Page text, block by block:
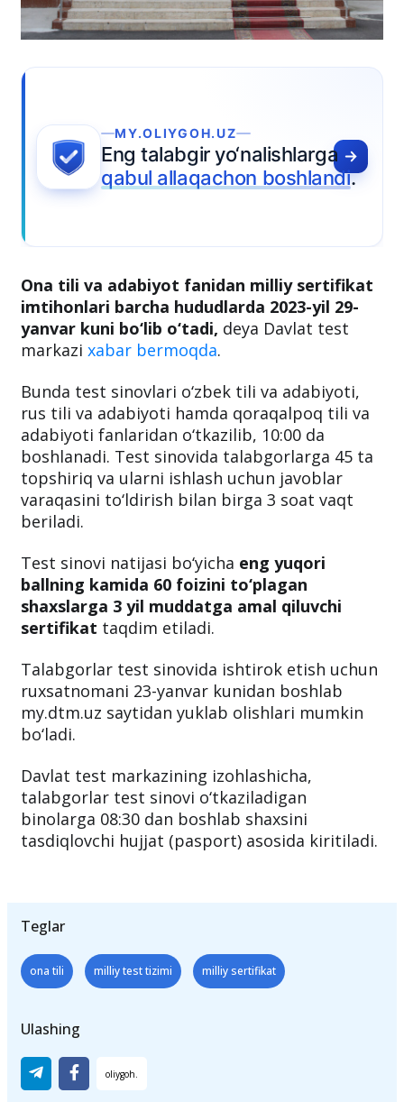
MY.OLIYGOH.UZ
Eng talabgir yo‘nalishlarga
qabul allaqachon boshlandi.
Ona tili va adabiyot fanidan milliy sertifikat
yanvar kuni bo‘lib o‘tadi,deya Davlat test
markazixabar bermoqda.
Bunda test sinovlari o‘zbek tili va adabiyoti,
rus tili va adabiyoti hamda qoraqalpoq tili va
adabiyoti fanlaridan o‘tkazilib, 10:00 da
boshlanadi. Test sinovida talabgorlarga 45 ta
varaqasini to‘ldirish bilan birga 3 soat vaqt
beriladi.
Test sinovi natijasi bo‘yicha
shaxslarga 3 yil muddatga amal qiluvchi
sertifikattaqdim etiladi.
Talabgorlar test sinovida ishtirok etish uchun
my.dtm.uz saytidan yuklab olishlari mumkin
bo‘ladi.
Davlat test markazining izohlashicha,
Teglar
ona tili
Ulashing